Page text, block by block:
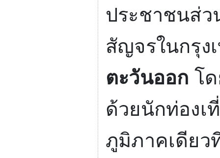
ประชาชนส่ว
สัญจรในกรุง
ตะวันออก โ
ด้วยนักท่องเ
ภูมิภาคเดียว